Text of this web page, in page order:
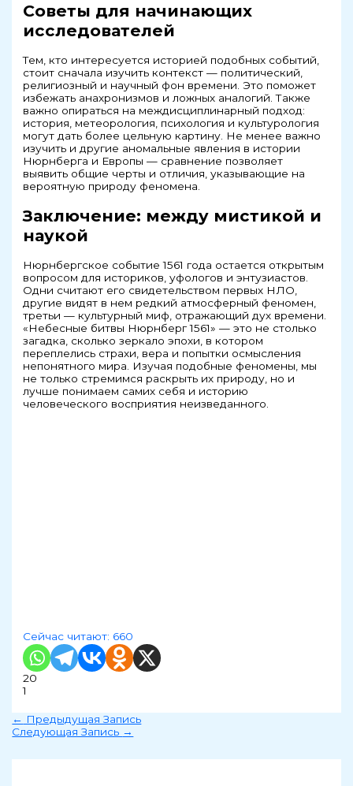
Советы для начинающих
исследователей
Тем, кто интересуется историей подобных событий,
стоит сначала изучить контекст — политический,
религиозный и научный фон времени. Это поможет
избежать анахронизмов и ложных аналогий. Также
важно опираться на междисциплинарный подход:
история, метеорология, психология и культурология
могут дать более цельную картину. Не менее важно
изучить и другие аномальные явления в истории
Нюрнберга и Европы — сравнение позволяет
выявить общие черты и отличия, указывающие на
вероятную природу феномена.
Заключение: между мистикой и
наукой
Нюрнбергское событие 1561 года остается открытым
вопросом для историков, уфологов и энтузиастов.
Одни считают его свидетельством первых НЛО,
другие видят в нем редкий атмосферный феномен,
третьи — культурный миф, отражающий дух времени.
«Небесные битвы Нюрнберг 1561» — это не столько
загадка, сколько зеркало эпохи, в котором
переплелись страхи, вера и попытки осмысления
непонятного мира. Изучая подобные феномены, мы
не только стремимся раскрыть их природу, но и
лучше понимаем самих себя и историю
человеческого восприятия неизведанного.
Сейчас читают: 660
20
1
← Предыдущая Запись
Следующая Запись →